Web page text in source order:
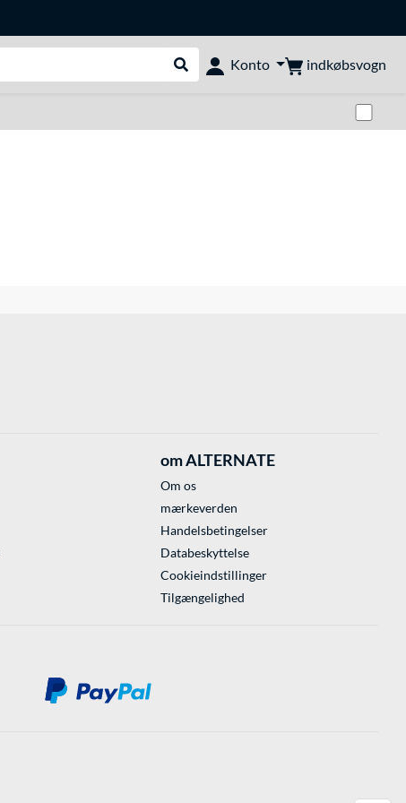
Udfør søgning
Konto indkøbsvogn
om ALTERNATE
Om os
mærkeverden
Handelsbetingelser
Databeskyttelse
Cookieindstillinger
Tilgængelighed